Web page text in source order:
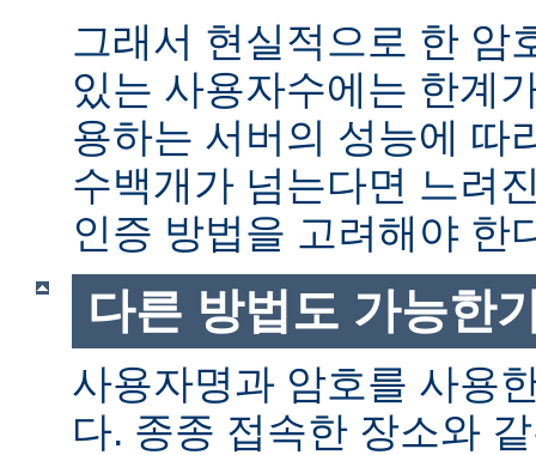
그래서 현실적으로 한 암
있는 사용자수에는 한계
용하는 서버의 성능에 따
수백개가 넘는다면 느려
인증 방법을 고려해야 한
다른 방법도 가능한
사용자명과 암호를 사용
다. 종종 접속한 장소와